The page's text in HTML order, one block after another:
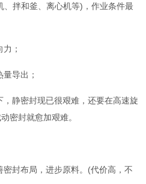
、拌和釜、离心机等)，作业条件最
；
导出；
静密封现已很艰难，还要在高速旋
密封就愈加艰难。
封布局，进步原料。(代价高，不